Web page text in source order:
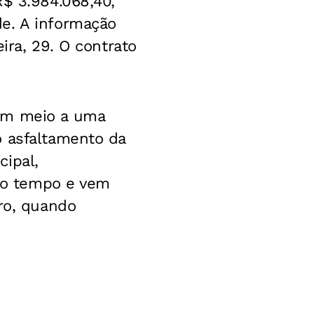
A informação
29. O contrato
meio a uma
asfaltamento da
tempo e vem
quando